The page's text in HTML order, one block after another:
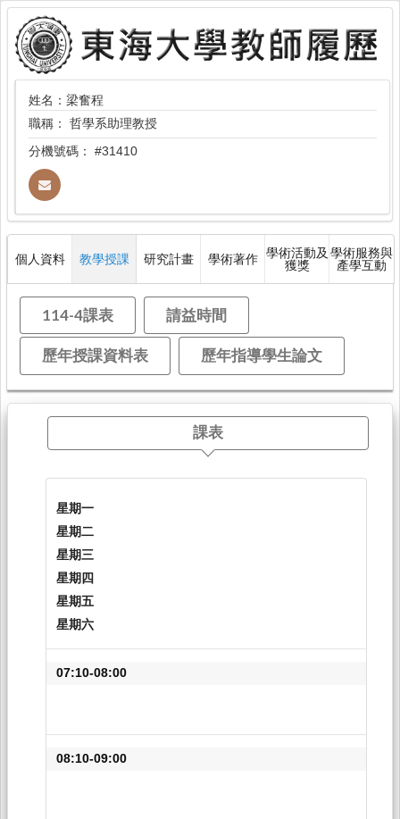
姓名：梁奮程
職稱： 哲學系助理教授
分機號碼： #31410
個人資料 教學授課 研究計畫 學術著作 學術活動及
獲獎
學術服務與
產學互動
114-4課表 請益時間
歷年授課資料表 歷年指導學生論文
課表
星期一
星期二
星期三
星期四
星期五
星期六
07:10-08:00
08:10-09:00